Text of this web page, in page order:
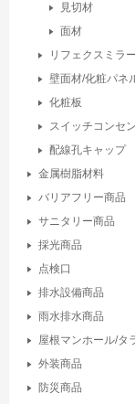
見切材
面材
リフェクスミラー
壁面材/化粧パネ
化粧板
スイッチコンセ
配線孔キャップ
金属樹脂材料
バリアフリー商品
サニタリー商品
採光商品
点検口
排水設備商品
雨水排水商品
屋根マンホール/タ
外装商品
防災商品